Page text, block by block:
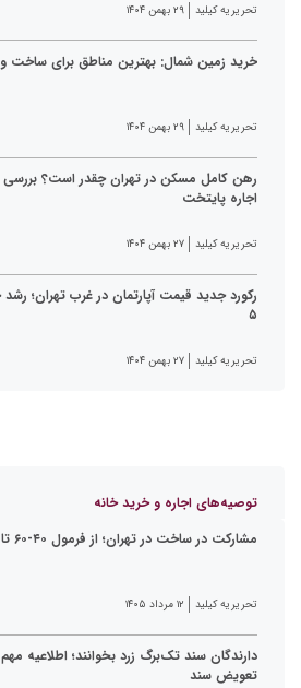
تحریریه کیلید ۲۹ بهمن ۱۴۰۴
خرید زمین شمال: بهترین مناطق برای ساخت
تحریریه کیلید ۲۹ بهمن ۱۴۰۴
رهن کامل مسکن در تهران چقدر است؟ بررسی
اجاره پایتخت
تحریریه کیلید ۲۷ بهمن ۱۴۰۴
رکورد جدید قیمت آپارتمان در غرب تهران؛
۵
تحریریه کیلید ۲۷ بهمن ۱۴۰۴
توصیه‌های اجاره و خرید خانه
مشارکت در ساخت در تهران؛ از فرمول ۴۰-۶۰ تا توافق‌های ۵۰-۵۰
تحریریه کیلید ۱۲ مرداد ۱۴۰۵
دارندگان سند تک‌برگ زرد بخوانند؛ اطلاعیه
تعویض سند